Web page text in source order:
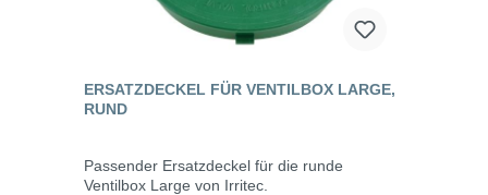
ERSATZDECKEL FÜR VENTILBOX LARGE,
RUND
Passender Ersatzdeckel für die runde
Ventilbox Large von Irritec.